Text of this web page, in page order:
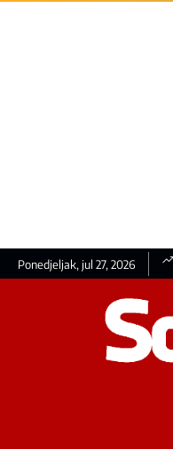
Ponedjeljak, jul 27, 2026